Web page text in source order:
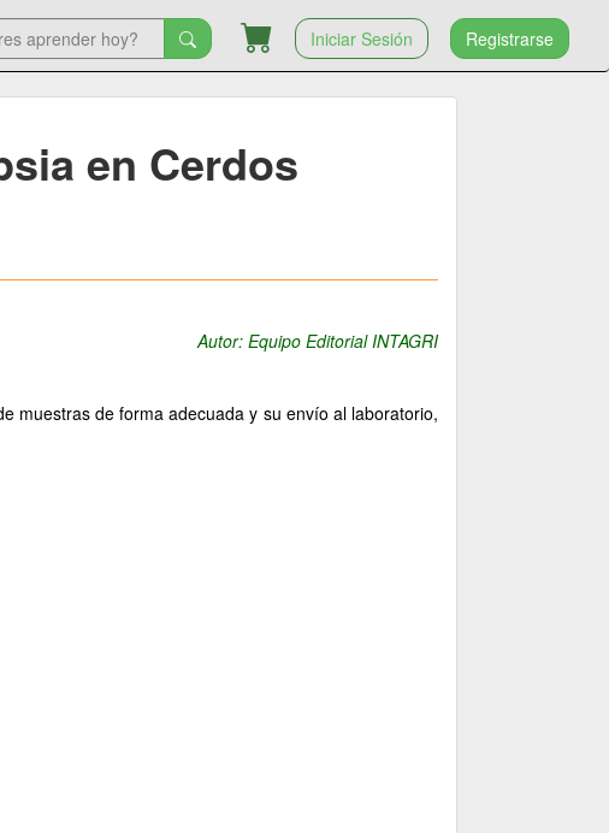
Iniciar Sesión Registrarse
en Cerdos
Autor: Equipo Editorial INTAGRI
muestras de forma adecuada y su envío al laboratorio,